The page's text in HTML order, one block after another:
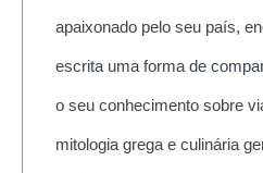
apaixonado pelo seu país,
escrita uma forma de
o seu conhecimento sobre
mitologia grega e culinária